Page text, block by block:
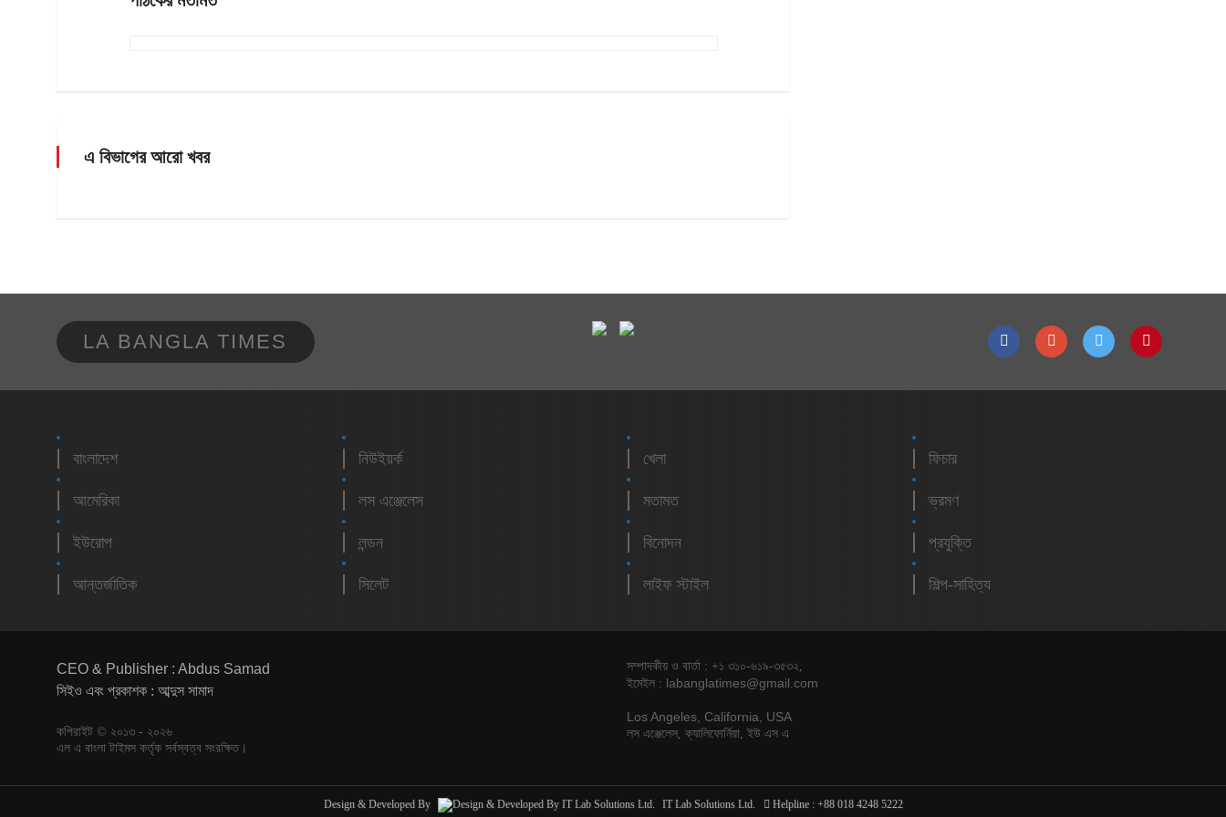
এ বিভাগের আরো খবর
LA BANGLA TIMES
বাংলাদেশ
আমেরিকা
ইউরোপ
আন্তর্জাতিক
নিউইয়র্ক
লস এঞ্জেলেস
লন্ডন
সিলেট
খেলা
মতামত
বিনোদন
লাইফ স্টাইল
ফিচার
ভ্রমণ
প্রযুক্তি
শিল্প-সাহিত্য
CEO & Publisher : Abdus Samad
সিইও এবং প্রকাশক : আব্দুস সামাদ
কপিরাইট © ২০১৩ - ২০২৬
এল এ বাংলা টাইমস কর্তৃক সর্বস্বত্ব সংরক্ষিত।
সম্পাদকীয় ও বার্তা : +১ ৩১০-৬১৯-৩৫৩২,
ইমেইল : labanglatimes@gmail.com
Los Angeles, California, USA
লস এঞ্জেলেস, ক্যালিফোর্নিয়া, ইউ এস এ
Design & Developed By IT Lab Solutions Ltd. Helpline : +88 018 4248 5222